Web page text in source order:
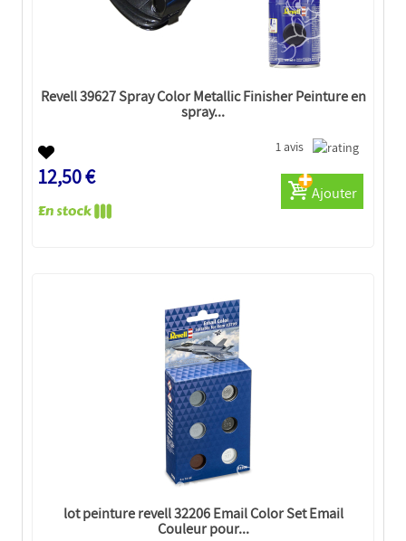
Revell 39627 Spray Color Metallic Finisher Peinture en
spray...
1 avis
12,50 €
Ajouter
lot peinture revell 32206 Email Color Set Email
Couleur pour...